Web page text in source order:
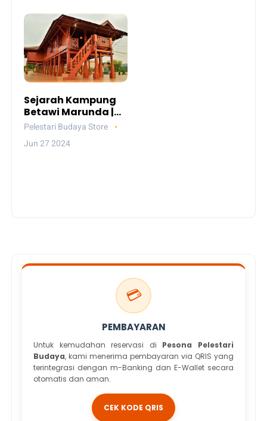
Sejarah Kampung
Betawi Marunda |
Pelestari Budaya
Pelestari Budaya Store
Jun 27 2024
💳
PEMBAYARAN
Untuk kemudahan reservasi di Pesona Pelestari
Budaya, kami menerima pembayaran via QRIS yang
terintegrasi dengan m-Banking dan E-Wallet secara
otomatis dan aman.
CEK KODE QRIS